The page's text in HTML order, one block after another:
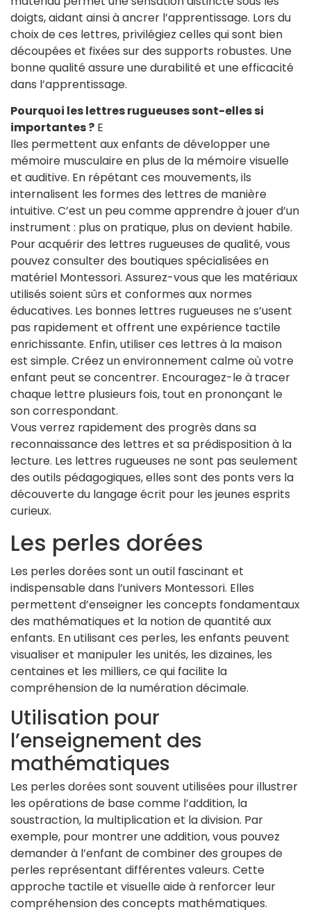
doigts, aidant ainsi à ancrer l’apprentissage. Lors du
choix de ces lettres, privilégiez celles qui sont bien
découpées et fixées sur des supports robustes. Une
bonne qualité assure une durabilité et une efficacité
dans l’apprentissage.
Pourquoi les lettres rugueuses sont-elles si
importantes ? E
lles permettent aux enfants de développer une
mémoire musculaire en plus de la mémoire visuelle
et auditive. En répétant ces mouvements, ils
internalisent les formes des lettres de manière
intuitive. C’est un peu comme apprendre à jouer d’un
instrument : plus on pratique, plus on devient habile.
Pour acquérir des lettres rugueuses de qualité, vous
pouvez consulter des boutiques spécialisées en
matériel Montessori. Assurez-vous que les matériaux
utilisés soient sûrs et conformes aux normes
éducatives. Les bonnes lettres rugueuses ne s’usent
pas rapidement et offrent une expérience tactile
enrichissante. Enfin, utiliser ces lettres à la maison
est simple. Créez un environnement calme où votre
enfant peut se concentrer. Encouragez-le à tracer
chaque lettre plusieurs fois, tout en prononçant le
son correspondant.
Vous verrez rapidement des progrès dans sa
reconnaissance des lettres et sa prédisposition à la
lecture. Les lettres rugueuses ne sont pas seulement
des outils pédagogiques, elles sont des ponts vers la
découverte du langage écrit pour les jeunes esprits
curieux.
Les perles dorées
Les perles dorées sont un outil fascinant et
indispensable dans l’univers Montessori. Elles
permettent d’enseigner les concepts fondamentaux
des mathématiques et la notion de quantité aux
enfants. En utilisant ces perles, les enfants peuvent
visualiser et manipuler les unités, les dizaines, les
centaines et les milliers, ce qui facilite la
compréhension de la numération décimale.
Utilisation pour
l’enseignement des
mathématiques
Les perles dorées sont souvent utilisées pour illustrer
les opérations de base comme l’addition, la
soustraction, la multiplication et la division. Par
exemple, pour montrer une addition, vous pouvez
demander à l’enfant de combiner des groupes de
perles représentant différentes valeurs. Cette
approche tactile et visuelle aide à renforcer leur
compréhension des concepts mathématiques.